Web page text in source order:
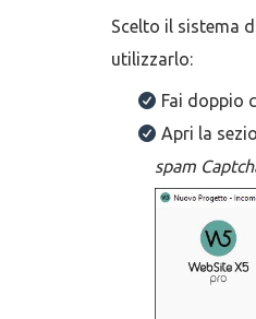
Scelto il sistema
utilizzarlo:
Fai doppio
Apri la
spam